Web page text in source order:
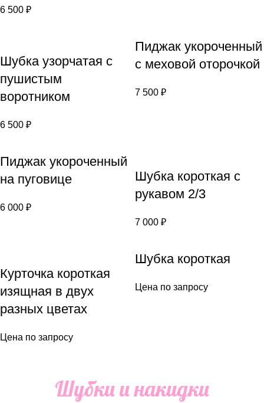
6 500 ₽
Шубка узорчатая с
пушистым
воротником
6 500 ₽
Пиджак укороченный
с меховой оторочкой
7 500 ₽
Пиджак укороченный
на пуговице
6 000 ₽
Шубка короткая с
рукавом 2/3
7 000 ₽
Курточка короткая
изящная в двух
разных цветах
Цена по запросу
Шубка короткая
Цена по запросу
Шубки и накидки